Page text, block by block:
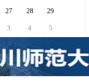
27 28 29
3 4 5